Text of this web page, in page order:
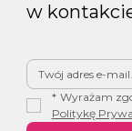
w
*
Politykę